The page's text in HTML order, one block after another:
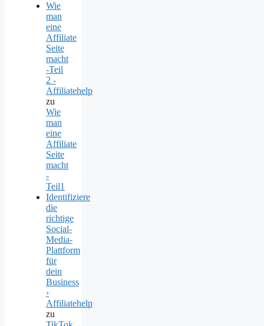
Wie
man
eine
Affiliate
Seite
macht
-Teil
2 -
Affiliatehelp
zu
Wie
man
eine
Affiliate
Seite
macht
-
Teil1
Identifiziere
die
richtige
Social-
Media-
Plattform
für
dein
Business
›
Affiliatehelp
zu